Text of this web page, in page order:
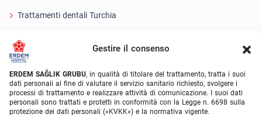
Gestire il consenso
ERDEM SAĞLIK GRUBU, in qualità di titolare del trattamento, tratta i suoi
dati personali al fine di valutare il servizio sanitario richiesto, svolgere i
processi di trattamento e realizzare attività di comunicazione. I suoi dati
personali sono trattati e protetti in conformità con la Legge n. 6698 sulla
protezione dei dati personali («KVKK») e la normativa vigente.
Trattamenti dentali Turchia
About Erdem
Chi siamo
Unità mediche